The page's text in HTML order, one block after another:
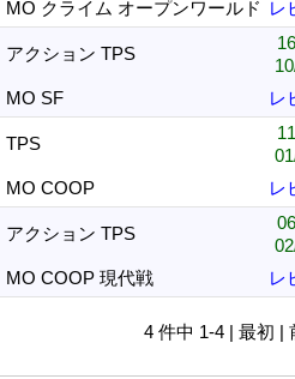
MO クライム オープンワールド レ
アクション TPS
MO SF レ
TPS
MO COOP レ
アクション TPS
MO COOP 現代戦 レ
4 件中 1-4 | 最初 |